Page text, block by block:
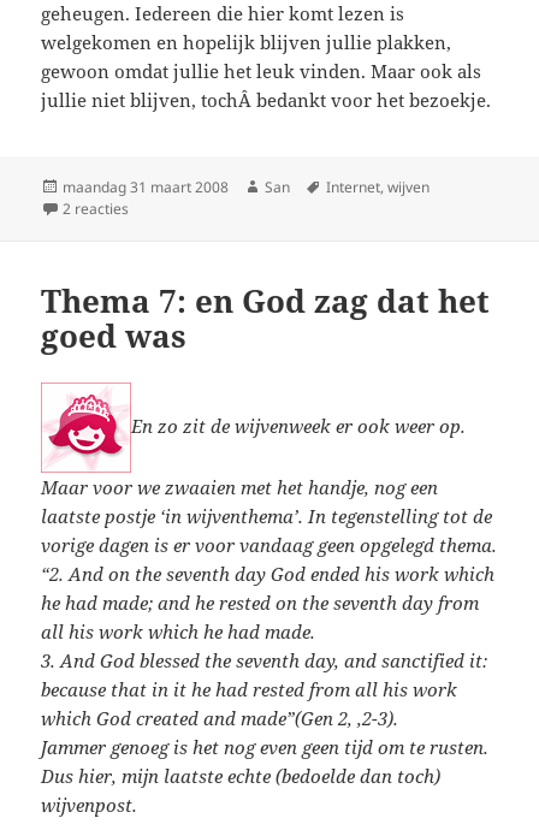
geheugen. Iedereen die hier komt lezen is
welgekomen en hopelijk blijven jullie plakken,
gewoon omdat jullie het leuk vinden. Maar ook als
jullie niet blijven, tochÂ bedankt voor het bezoekje.
Geplaatst
op
maandag 31 maart 2008 Auteur
San Tags
Internet,wijven
2 reacties
Thema 7: en God zag dat het
goed was
En zo zit de wijvenweek er ook weer op.
Maar voor we zwaaien met het handje, nog een
laatste postje ‘in wijventhema’. In tegenstelling tot de
vorige dagen is er voor vandaag geen opgelegd thema.
“2. And on the seventh day God ended his work which
he had made; and he rested on the seventh day from
all his work which he had made.
3. And God blessed the seventh day, and sanctified it:
because that in it he had rested from all his work
which God created and made”(Gen 2, ,2-3).
Jammer genoeg is het nog even geen tijd om te rusten.
Dus hier, mijn laatste echte (bedoelde dan toch)
wijvenpost.